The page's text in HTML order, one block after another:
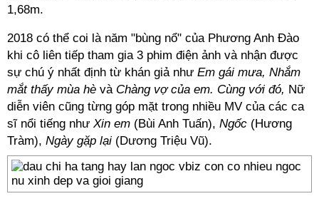
1,68m.
2018 có thể coi là năm "bùng nổ" của Phương Anh Đào
khi cô liên tiếp tham gia 3 phim điện ảnh và nhận được
sự chú ý nhất định từ khán giả như Em gái mưa, Nhắm
mắt thấy mùa hè và Chàng vợ của em. Cùng với đó, Nữ
diễn viên cũng từng góp mặt trong nhiều MV của các ca
sĩ nổi tiếng như Xin em (Bùi Anh Tuấn), Ngốc (Hương
Tràm), Ngày gặp lại (Dương Triệu Vũ).